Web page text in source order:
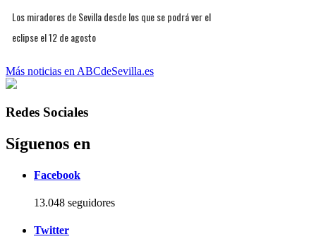
Los miradores de Sevilla desde los que se podrá ver el
eclipse el 12 de agosto
Más noticias en ABCdeSevilla.es
Redes Sociales
Síguenos en
Facebook
13.048 seguidores
Twitter